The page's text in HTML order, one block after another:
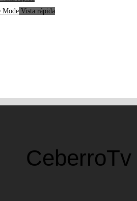
Vista rápida
CeberroTv